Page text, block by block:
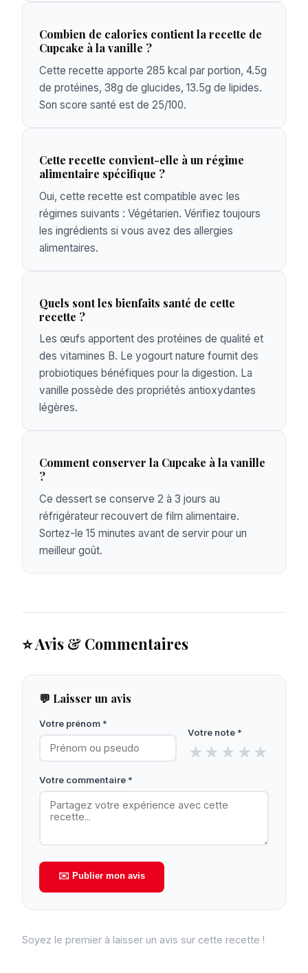
Combien de calories contient la recette de
Cupcake à la vanille ?
Cette recette apporte 285 kcal par portion, 4.5g
de protéines, 38g de glucides, 13.5g de lipides.
Son score santé est de 25/100.
Cette recette convient-elle à un régime
alimentaire spécifique ?
Oui, cette recette est compatible avec les
régimes suivants : Végétarien. Vérifiez toujours
les ingrédients si vous avez des allergies
alimentaires.
Quels sont les bienfaits santé de cette
recette ?
Les œufs apportent des protéines de qualité et
des vitamines B. Le yogourt nature fournit des
probiotiques bénéfiques pour la digestion. La
vanille possède des propriétés antioxydantes
légères.
Comment conserver la Cupcake à la vanille
?
Ce dessert se conserve 2 à 3 jours au
réfrigérateur recouvert de film alimentaire.
Sortez-le 15 minutes avant de servir pour un
meilleur goût.
⭐ Avis & Commentaires
💬 Laisser un avis
Votre prénom *
Votre note *
★ ★ ★ ★ ★
Votre commentaire *
✉️ Publier mon avis
Soyez le premier à laisser un avis sur cette recette !